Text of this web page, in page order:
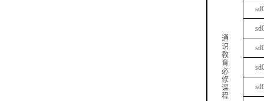
通
识
教
育
必
修
课
程